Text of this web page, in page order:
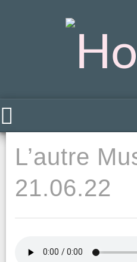
L’autre
21.06.22